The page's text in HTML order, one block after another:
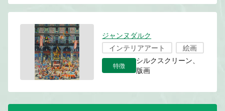
ジャンヌダルク
インテリアアート
絵画
特徴
シルクスクリーン、
版画